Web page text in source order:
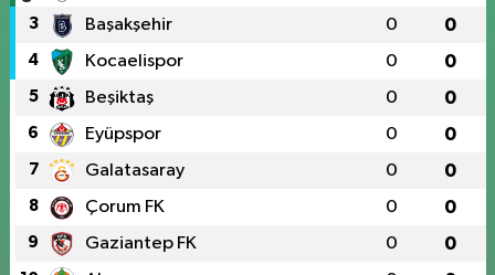
3 Başakşehir 0 0
4 Kocaelispor 0 0
5 Beşiktaş 0 0
6 Eyüpspor 0 0
7 Galatasaray 0 0
8 Çorum FK 0 0
9 Gaziantep FK 0 0